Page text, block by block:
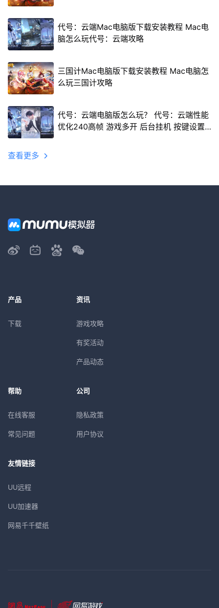
代号：云端Mac电脑版下载安装教程 Mac电
脑怎么玩代号：云端攻略
三国计Mac电脑版下载安装教程 Mac电脑怎
么玩三国计攻略
代号：云端电脑版怎么玩？ 代号：云端性能
优化240高帧 游戏多开 后台挂机 按键设置
查看更多
产品
下载
资讯
游戏攻略
有奖活动
产品动态
帮助
在线客服
常见问题
公司
隐私政策
用户协议
友情链接
UU远程
UU加速器
网易千千壁纸